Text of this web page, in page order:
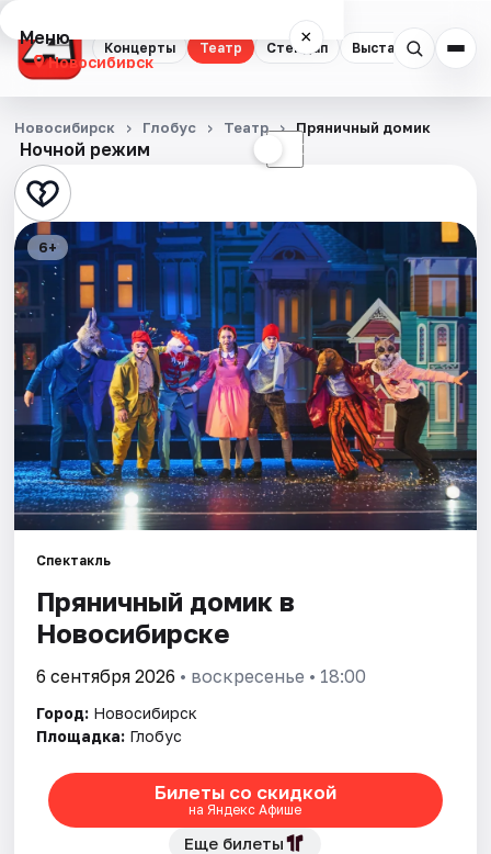
Концерты Театр Стендап Выставки
Меню ×
Новосибирск
Концерты
Театр
Стендап
Выставки
Квесты
Экскурсии
Спорт
События
Площадки
Артисты
Ночной режим ☾
Новосибирск Глобус Театр Пряничный домик
6+
Спектакль
Пряничный домик в
Новосибирске
6 сентября 2026 • воскресенье • 18:00
Город: Новосибирск
Площадка: Глобус
Билеты со скидкой
на Яндекс Афише
Еще билеты